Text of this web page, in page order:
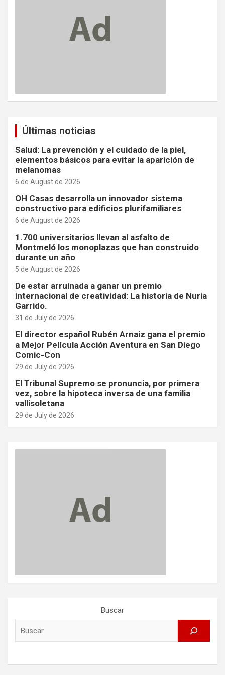
Últimas noticias
Salud: La prevención y el cuidado de la piel,
elementos básicos para evitar la aparición de
melanomas
6 de August de 2026
OH Casas desarrolla un innovador sistema
constructivo para edificios plurifamiliares
6 de August de 2026
1.700 universitarios llevan al asfalto de
Montmeló los monoplazas que han construido
durante un año
5 de August de 2026
De estar arruinada a ganar un premio
internacional de creatividad: La historia de Nuria
Garrido.
31 de July de 2026
El director español Rubén Arnaiz gana el premio
a Mejor Película Acción Aventura en San Diego
Comic-Con
29 de July de 2026
El Tribunal Supremo se pronuncia, por primera
vez, sobre la hipoteca inversa de una familia
vallisoletana
29 de July de 2026
Buscar